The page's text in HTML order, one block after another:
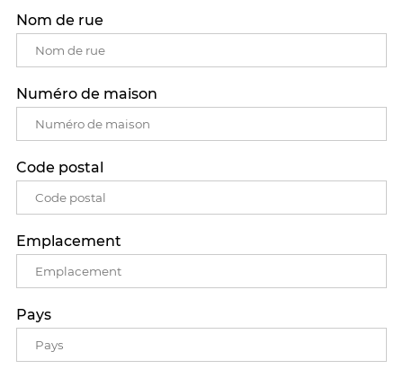
Nom de rue
Numéro de maison
Code postal
Emplacement
Pays